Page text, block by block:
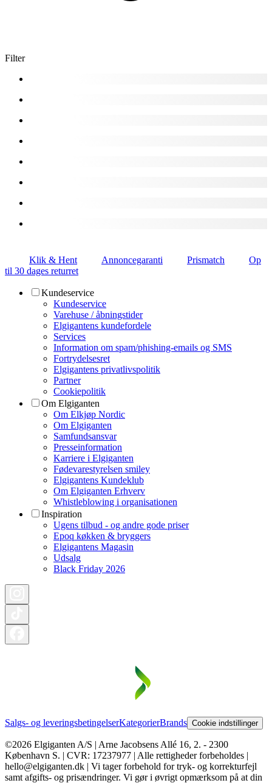
Filter
Klik & Hent Annoncegaranti Prismatch
Op
til 30 dages returret
Kundeservice
Kundeservice
Varehuse / åbningstider
Elgigantens kundefordele
Services
Information om spam/phishing-emails og SMS
Fortrydelsesret
Elgigantens privatlivspolitik
Partner
Cookiepolitik
Om Elgiganten
Om Elkjøp Nordic
Om Elgiganten
Samfundsansvar
Presseinformation
Karriere i Elgiganten
Fødevarestyrelsen smiley
Elgigantens Kundeklub
Om Elgiganten Erhverv
Whistleblowing i organisationen
Inspiration
Ugens tilbud - og andre gode priser
Epoq køkken & bryggers
Elgigantens Magasin
Udsalg
Black Friday 2026
Salgs- og leveringsbetingelserKategorierBrands Cookie indstillinger
©2026 Elgiganten A/S | Arne Jacobsens Allé 16, 2. - 2300
København S. | CVR: 17237977 | Alle rettigheder forbeholdes |
hello@elgiganten.dk | Vi tager forbehold for tryk- og korrekturfejl
samt afgifts- og prisændringer. Vi gør i øvrigt opmærksom på at din